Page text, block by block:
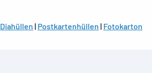
Diahüllen | Postkartenhüllen | Fotokarton